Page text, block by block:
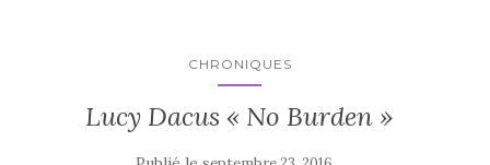
CHRONIQUES
Lucy Dacus « No Burden »